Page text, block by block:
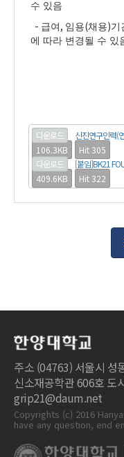
수 있음
- 급여 , 임용(채용)기
에 따라 변경될 수 있
다운로드
신진연구인력(
106.3KB
Hit 305
다운로드
[붙임]BK21
409.6KB
Hit 322
주소 (04763) 서울시 성
신소재공학관 606호 도
grip21@daum.net
Copyrights (c) 2016
have any question, end